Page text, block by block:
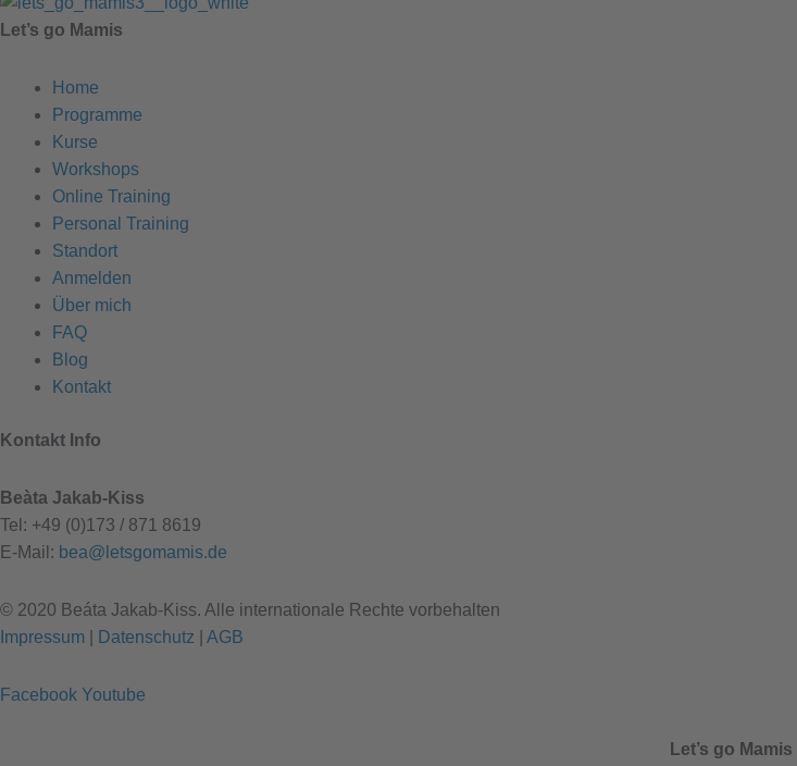
Let’s go Mamis
Home
Programme
Kurse
Workshops
Online Training
Personal Training
Standort
Anmelden
Über mich
FAQ
Blog
Kontakt
Kontakt Info
Beàta Jakab-Kiss
Tel: +49 (0)173 / 871 8619
E-Mail: bea@letsgomamis.de
© 2020 Beáta Jakab-Kiss. Alle internationale Rechte vorbehalten
Impressum
Datenschutz AGB
Facebook Youtube
Let’s go Mamis